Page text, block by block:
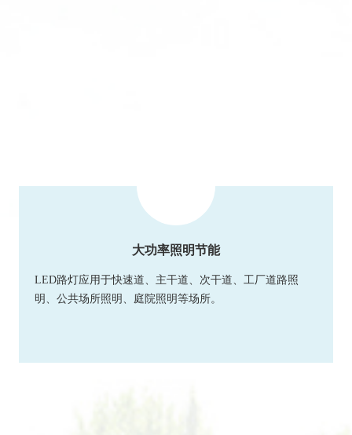
大功率照明节能
LED路灯应用于快速道、主干道、次干道、工厂道路照
明、公共场所照明、庭院照明等场所。